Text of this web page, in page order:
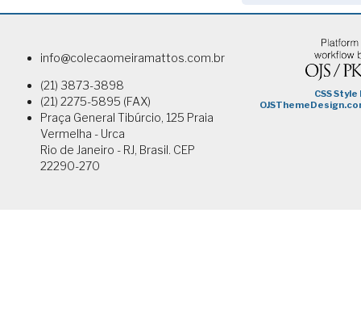
info@colecaomeiramattos.com.br
(21) 3873-3898
(21) 2275-5895 (FAX)
Praça General Tibúrcio, 125 Praia
Vermelha - Urca
Rio de Janeiro - RJ, Brasil. CEP
22290-270